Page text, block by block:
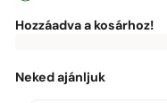
Hozzáadva a kosárhoz!
kiszállításhoz
a
Neked ajánljuk